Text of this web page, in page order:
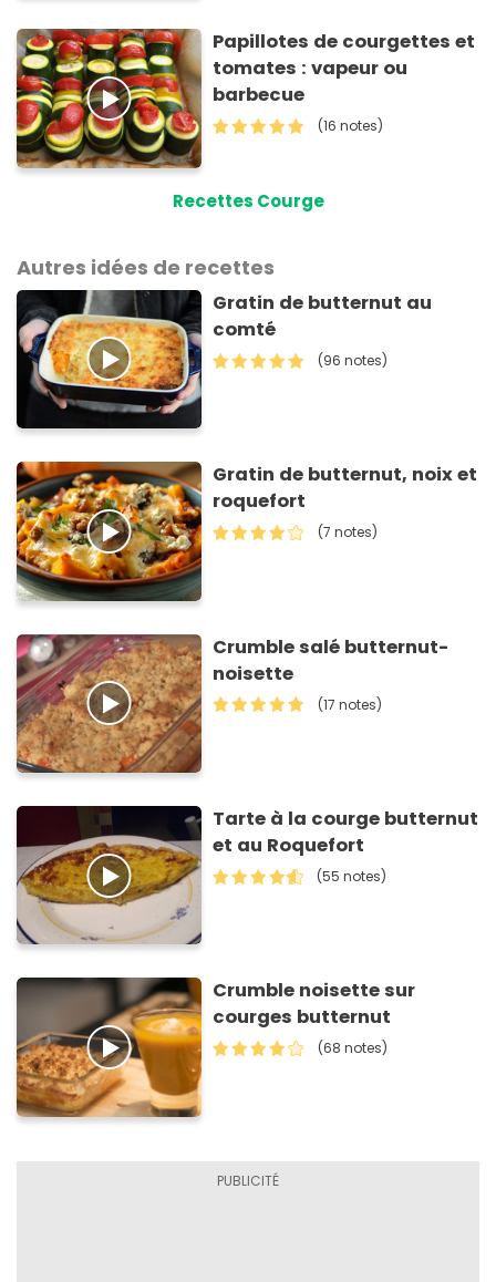
Papillotes de courgettes et
tomates : vapeur ou
barbecue
(16 notes)
Recettes Courge
Autres idées de recettes
Gratin de butternut au
comté
(96 notes)
Gratin de butternut, noix et
roquefort
(7 notes)
Crumble salé butternut-
noisette
(17 notes)
Tarte à la courge butternut
et au Roquefort
(55 notes)
Crumble noisette sur
courges butternut
(68 notes)